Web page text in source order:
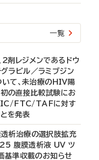
一覧
2剤レジメンであるドウ
グラビル／ラミブジン
いて、未治療のHIV陽
の直接比較試験にお
BIC/FTC/TAFに対す
を発表
析治療の選択肢拡充
腹膜透析液 UV ツ
基準収載のお知らせ